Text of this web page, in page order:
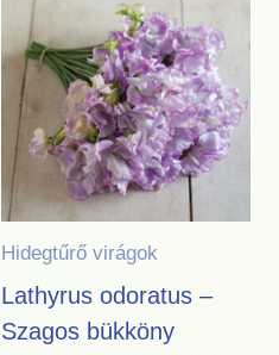
Hidegtűrő virágok
Lathyrus odoratus –
Szagos bükköny